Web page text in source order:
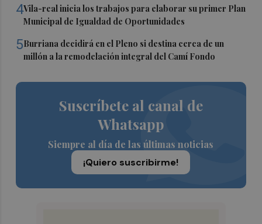
4Vila-real inicia los trabajos para elaborar su primer Plan
Municipal de Igualdad de Oportunidades
5Burriana decidirá en el Pleno si destina cerca de un
millón a la remodelación integral del Camí Fondo
Suscríbete al canal de
Whatsapp
Siempre al día de las últimas noticias
¡Quiero suscribirme!